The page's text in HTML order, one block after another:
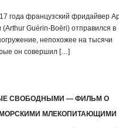
года французский фридайвер
(Arthur Guérin-Boëri) отправился в
непохожее на тысячи
он совершил […]
СВОБОДНЫМИ — ФИЛЬМ О
МЛЕКОПИТАЮЩИМИ